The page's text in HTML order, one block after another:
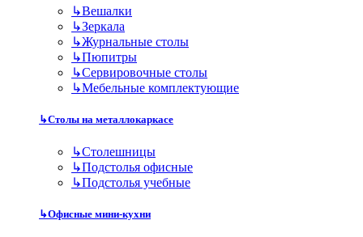
↳Вешалки
↳Зеркала
↳Журнальные столы
↳Пюпитры
↳Сервировочные столы
↳Мебельные комплектующие
↳Столы на металлокаркасе
↳Столешницы
↳Подстолья офисные
↳Подстолья учебные
↳Офисные мини-кухни